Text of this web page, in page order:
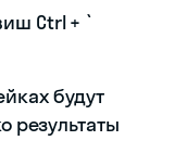
Ctrl + `
будут
результаты